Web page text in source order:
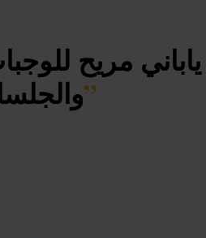
مريح
”